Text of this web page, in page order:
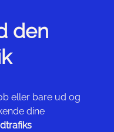
den
eller bare ud og
dine